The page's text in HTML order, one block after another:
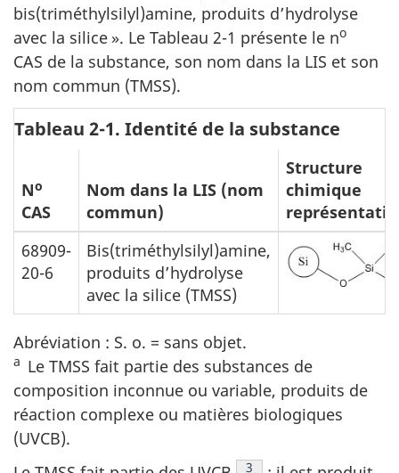
bis(triméthylsilyl)amine, produits d’hydrolyse
avec la silice ». Le Tableau 2-1 présente le no
CAS de la substance, son nom dans la LIS et son
nom commun (TMSS).
Tableau 2-1. Identité de la substance
No
CAS
Nom dans la LIS (nom
commun)
Structure
chimique
68909-
20-6
Bis(triméthylsilyl)amine,
produits d’hydrolyse
avec la silice (TMSS)
Abréviation : S. o. = sans objet.
a Le TMSS fait partie des substances de
composition inconnue ou variable, produits de
réaction complexe ou matières biologiques
(UVCB).
Note de bas de page
3